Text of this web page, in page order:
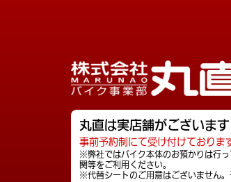
丸直は実店舗がございます
事前予約制にて受け付けておりま
※弊社ではバイク本体のお預かりは行
関等をご利用ください。
※代替シートのご用意はございません。